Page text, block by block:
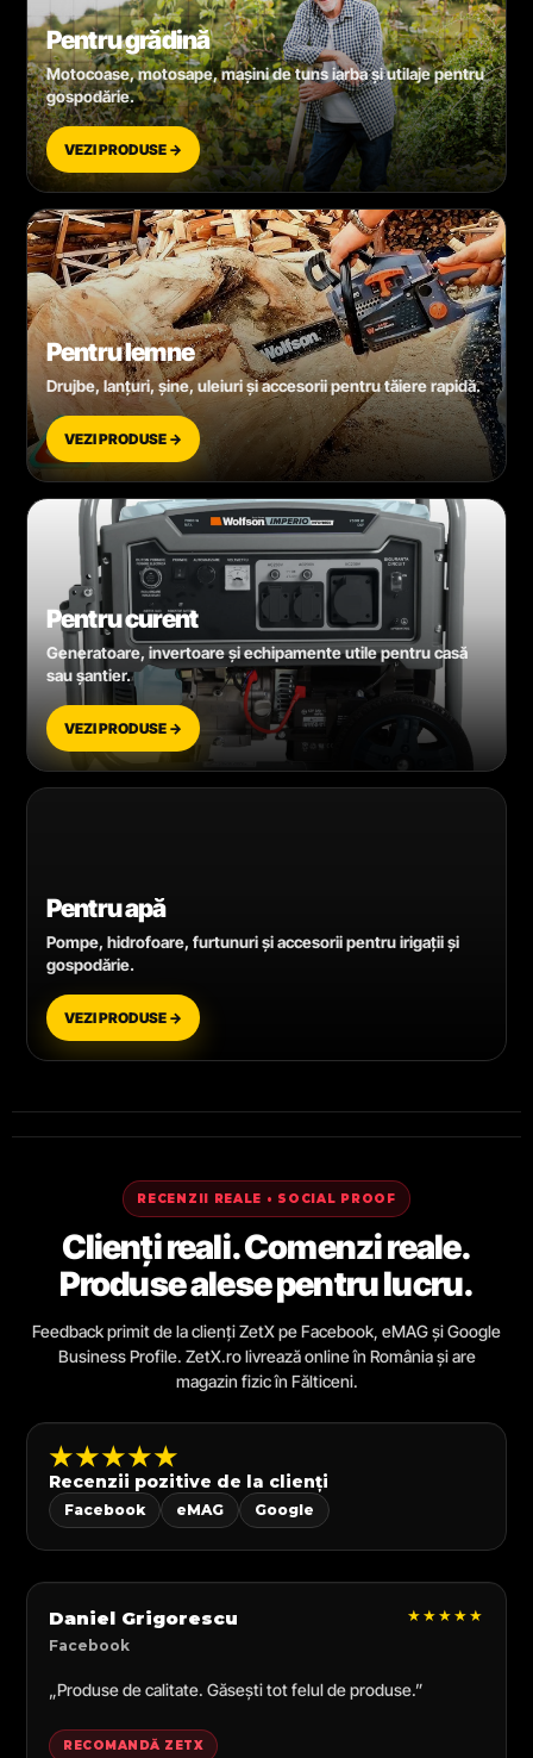
Pentru grădină
Motocoase, motosape, mașini de tuns iarba și utilaje pentru
gospodărie.
VEZI PRODUSE →
Pentru lemne
Drujbe, lanțuri, șine, uleiuri și accesorii pentru tăiere rapidă.
VEZI PRODUSE →
Pentru curent
Generatoare, invertoare și echipamente utile pentru casă
sau șantier.
VEZI PRODUSE →
Pentru apă
Pompe, hidrofoare, furtunuri și accesorii pentru irigații și
gospodărie.
VEZI PRODUSE →
RECENZII REALE • SOCIAL PROOF
Clienți reali. Comenzi reale.
Produse alese pentru lucru.
Feedback primit de la clienți ZetX pe Facebook, eMAG și Google
Business Profile. ZetX.ro livrează online în România și are
magazin fizic în Fălticeni.
★★★★★
Recenzii pozitive de la clienți
Facebook eMAG Google
Daniel Grigorescu
Facebook
★★★★★
„Produse de calitate. Găsești tot felul de produse.”
RECOMANDĂ ZETX